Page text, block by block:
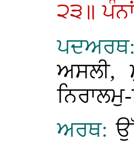
੨੩॥
ਅਸਲੀ,
ਅਰਥ: